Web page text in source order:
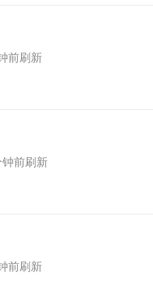
前刷新
钟前刷新
前刷新